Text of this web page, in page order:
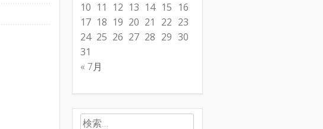
« 7月
10 11 12 13 14 15 16
17 18 19 20 21 22 23
24 25 26 27 28 29 30
31
検索: